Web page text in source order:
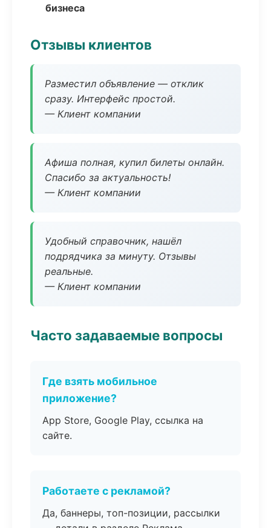
бизнеса
Отзывы клиентов
Разместил объявление — отклик
сразу. Интерфейс простой.
— Клиент компании
Афиша полная, купил билеты онлайн.
Спасибо за актуальность!
— Клиент компании
Удобный справочник, нашёл
подрядчика за минуту. Отзывы
реальные.
— Клиент компании
Часто задаваемые вопросы
Где взять мобильное
приложение?
App Store, Google Play, ссылка на
сайте.
Работаете с рекламой?
Да, баннеры, топ-позиции, рассылки